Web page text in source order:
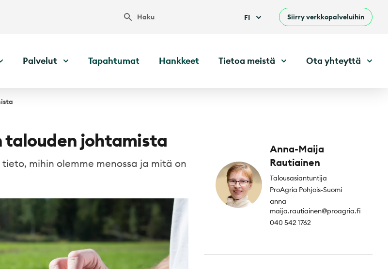
Haku FI Siirry verkkopalveluihin
Palvelut Tapahtumat Hankkeet Tietoa meistä Ota yhteyttä
johtamista
mihin olemme menossa ja mitä on
Anna-Maija
Rautiainen
Talousasiantuntija
ProAgria Pohjois-Suomi
anna-
maija.rautiainen@proagria.fi
040 542 1762